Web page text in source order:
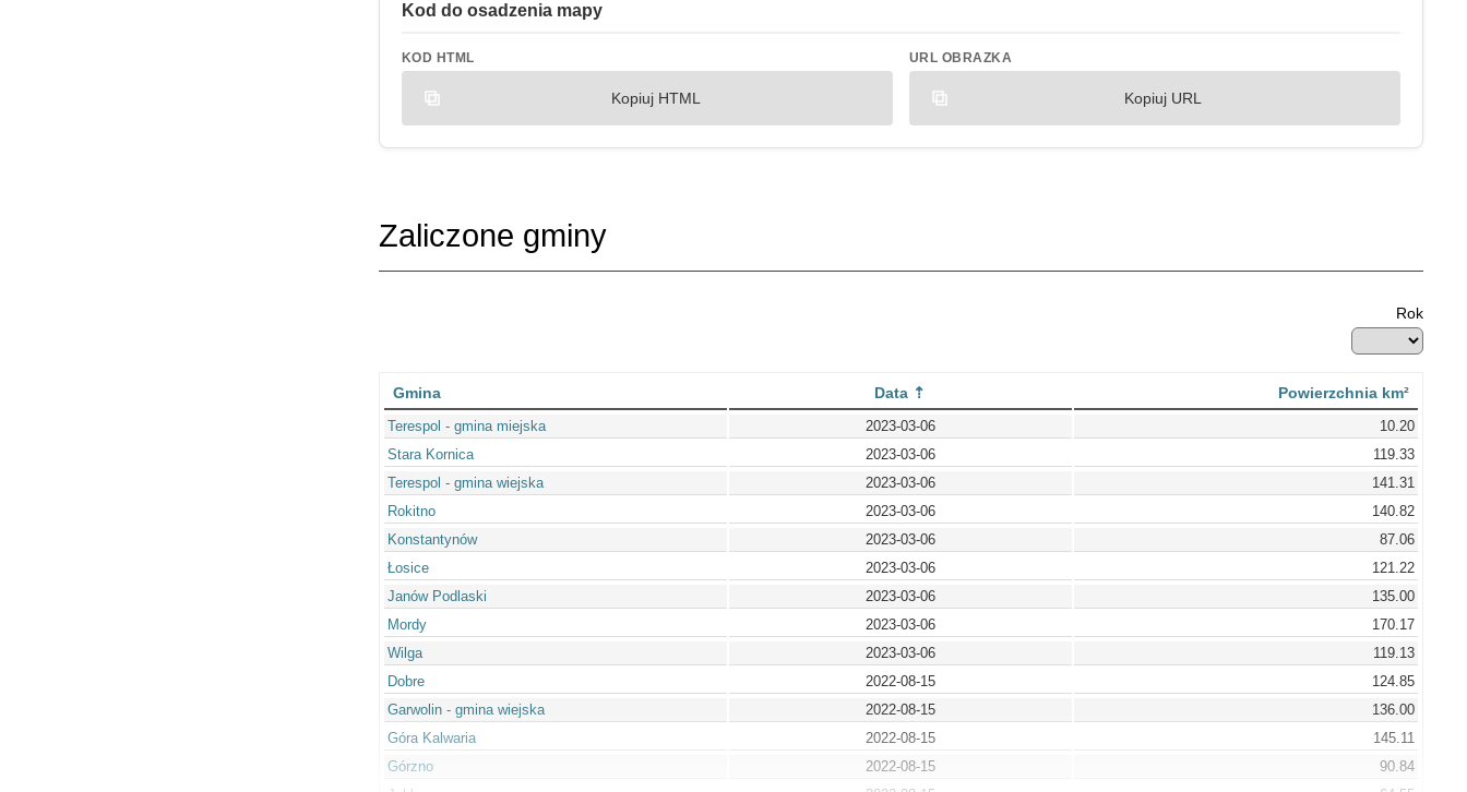
Kod do osadzenia mapy
KOD HTML
Kopiuj HTML
URL OBRAZKA
Kopiuj URL
Zaliczone gminy
Rok
Gmina Data Powierzchnia km²
Terespol - gmina miejska 2023-03-06
10.20
Stara Kornica
2023-03-06
119.33
Terespol - gmina wiejska
2023-03-06
141.31
Rokitno
2023-03-06
140.82
Konstantynów
2023-03-06
87.06
Łosice
2023-03-06
121.22
Janów Podlaski
2023-03-06
135.00
Mordy
2023-03-06
170.17
Wilga
2023-03-06
119.13
Dobre
2022-08-15
124.85
Garwolin - gmina wiejska
2022-08-15
136.00
Góra Kalwaria
2022-08-15
145.11
Górzno
2022-08-15
90.84